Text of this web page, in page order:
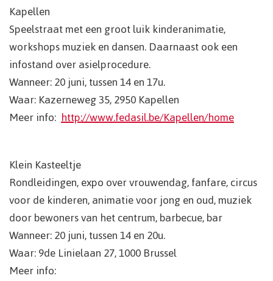
Kapellen
Speelstraat met een groot luik kinderanimatie,
workshops muziek en dansen. Daarnaast ook een
infostand over asielprocedure.
Wanneer: 20 juni, tussen 14 en 17u.
Waar: Kazerneweg 35, 2950 Kapellen
Meer info: http://www.fedasil.be/Kapellen/home
Klein Kasteeltje
Rondleidingen, expo over vrouwendag, fanfare, circus
voor de kinderen, animatie voor jong en oud, muziek
door bewoners van het centrum, barbecue, bar
Wanneer: 20 juni, tussen 14 en 20u.
Waar: 9de Linielaan 27, 1000 Brussel
Meer info: